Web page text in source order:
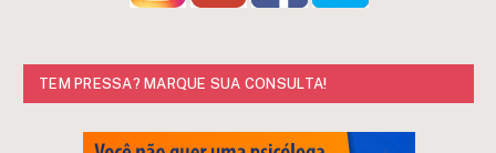
TEM PRESSA? MARQUE SUA CONSULTA!